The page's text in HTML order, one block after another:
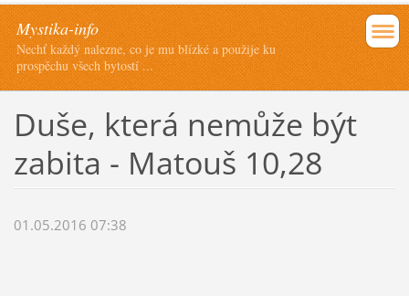
Mystika-info
Nechť každý nalezne, co je mu blízké a použije ku
prospěchu všech bytostí ...
Duše, která nemůže být
zabita - Matouš 10,28
01.05.2016 07:38